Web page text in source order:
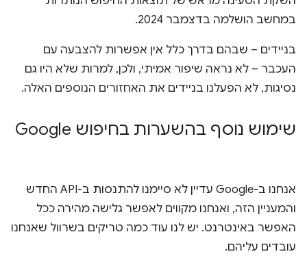
במחשב הושלמה בדצמבר 2024.
בניידים – שבהם בדרך כלל אין אפשרות להצבעה עם
העכבר – לא נראה שיפור אמיתי, ולכן, למרות שלא היו גם
נסיגות, לא הפעלנו בניידים את האחזורים הנוספים האלה.
שימוש נוסף בהשערות בחיפוש Google
אנחנו ב-Google עדיין לא סיימנו להתנסות ב-API החדש
והמעניין הזה, ואנחנו מקווים לאפשר גלישה מהירה ככל
האפשר באינטרנט. יש לנו עוד כמה טריקים בשרוול שאנחנו
עובדים עליהם.